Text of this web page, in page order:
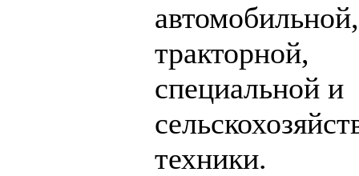
автомобильной,
тракторной,
специальной и
техники.